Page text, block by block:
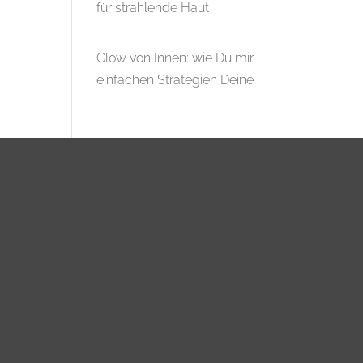
für strahlende Haut
Glow von Innen: wie Du mir
einfachen Strategien Deine